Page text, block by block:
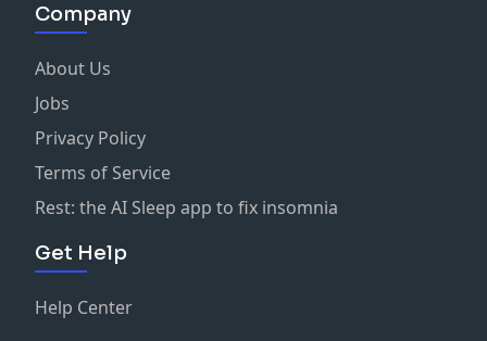
ありません。
同じ問題意識を持つ仲間です。
この場合、上司でも部下でも構いません。
あなたの味方になってくれそうな人がいたら、探しておい
て下さい。
会社の相談窓口に行く時に、一緒に行ってもらうと助かり
ます。
会社の相談窓口は、大企業においては、すでに設置されて
中小企業でも、やがて相談窓口が設置されると思います。
※ご相談には極力応じたいと思いますが、ご返事までお時
くわたよしおと地獄に堕ちたい（笑）という方は、こち
らまで。
https://twitter.com/kuwatayoshio
https://www.youtube.com/user/kuwatayoshio/videos
よかったら、登録おねがいします。
https://www.youtube.com/user/kuwatayoshio/videos
よかったら、登録おねがいします。
一切皆苦
※ちなみに、以前、私は三崎無我というハンドルネームで
活動しておりました。
「ひとり仏教の会」は休止中です。
「無」とは、固定観念を捨てよ、という事。
〇無苦集滅道：般若心経にある句。
苦集滅道に関する固定観念を捨てよ、との
祈りによってのみ、仏教真理に到達でき
る。
〇解脱（げだつ）：二度と輪廻を繰り返さない事。
者）
・法難かカルマであると見抜く
・負けなければ道は拓ける
・ブラックな環境を脱する呪文
或囚禁枷鎖 手足被杻械 念彼観音力 釈然得解脱
（わくじゅうきんかーさー しゅーそくひーちゅーか
い ねんぴーかんのんりき しゃくねんとくげだつ）
或は囚われ、手枷足枷されたる時、彼の観音の力を念ず
れば、釈然として解脱することを得ん。
・守護霊について
Company
About Us
Jobs
Privacy Policy
Terms of Service
Rest: the AI Sleep app to fix insomnia
Get Help
Help Center